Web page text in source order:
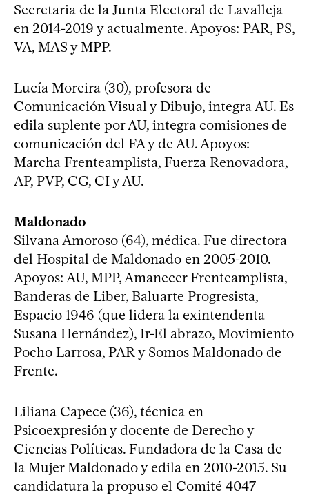
Secretaria de la Junta Electoral de Lavalleja
en 2014-2019 y actualmente. Apoyos: PAR, PS,
VA, MAS y MPP.
Lucía Moreira (30), profesora de
Comunicación Visual y Dibujo, integra AU. Es
edila suplente por AU, integra comisiones de
comunicación del FA y de AU. Apoyos:
Marcha Frenteamplista, Fuerza Renovadora,
AP, PVP, CG, CI y AU.
Maldonado
Silvana Amoroso (64), médica. Fue directora
del Hospital de Maldonado en 2005-2010.
Apoyos: AU, MPP, Amanecer Frenteamplista,
Banderas de Liber, Baluarte Progresista,
Espacio 1946 (que lidera la exintendenta
Susana Hernández), Ir-El abrazo, Movimiento
Pocho Larrosa, PAR y Somos Maldonado de
Frente.
Liliana Capece (36), técnica en
Psicoexpresión y docente de Derecho y
Ciencias Políticas. Fundadora de la Casa de
la Mujer Maldonado y edila en 2010-2015. Su
candidatura la propuso el Comité 4047